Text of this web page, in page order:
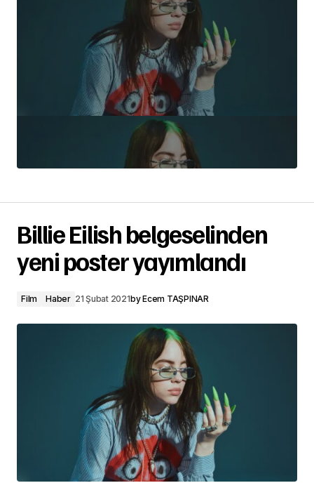
Billie Eilish belgeselinden
yeni poster yayımlandı
Film Haber 21 Şubat 2021byEcem TAŞPINAR